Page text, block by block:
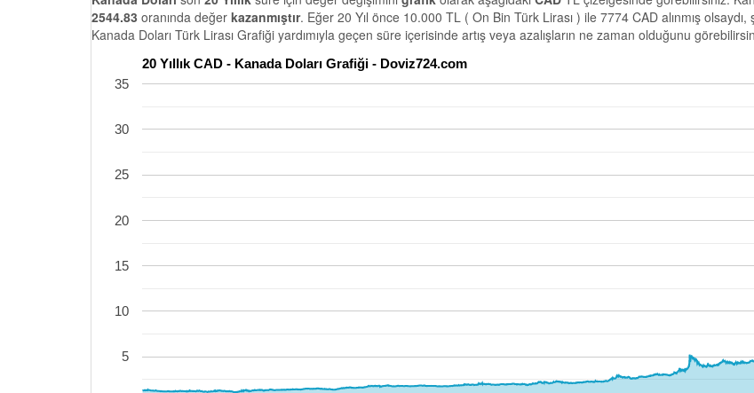
2544.83 oranında değer kazanmıştır. Eğer 20 Yıl önce 10.000 TL ( On Bin Türk Lirası ) ile 7774 CAD alınmış
Kanada Doları Türk Lirası Grafiği yardımıyla geçen süre içerisinde artış veya azalışların ne zaman olduğunu
20 Yıllık CAD - Kanada Doları Grafiği - Doviz724.com
5
10
15
20
25
30
35